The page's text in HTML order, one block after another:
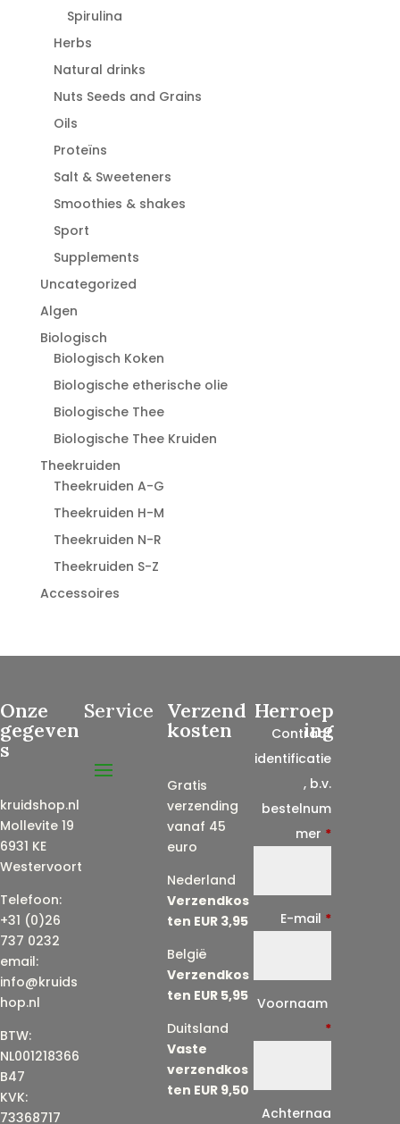
Spirulina
Herbs
Natural drinks
Nuts Seeds and Grains
Oils
Proteïns
Salt & Sweeteners
Smoothies & shakes
Sport
Supplements
Uncategorized
Algen
Biologisch
Biologisch Koken
Biologische etherische olie
Biologische Thee
Biologische Thee Kruiden
Theekruiden
Theekruiden A-G
Theekruiden H-M
Theekruiden N-R
Theekruiden S-Z
Accessoires
Onze
gegeven
s
kruidshop.nl
Mollevite 19
6931 KE
Westervoort
Telefoon:
+31 (0)26
737 0232
email:
info@kruids
hop.nl
BTW:
NL001218366
B47
KVK:
73368717
Service Verzend
kosten
Gratis
verzending
vanaf 45
euro
Nederland
Verzendkos
ten EUR 3,95
België
Verzendkos
ten EUR 5,95
Duitsland
Vaste
verzendkos
ten EUR 9,50
Herroep
ing
Contract
identificatie
, b.v.
bestelnum
mer *
E-mail *
Voornaam
*
Achternaa